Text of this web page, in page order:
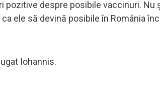
pozitive despre posibile vaccinuri. Nu
ele să devină posibile în România
Iohannis.